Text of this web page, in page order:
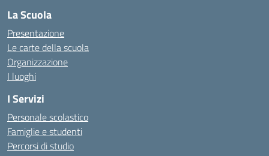
La Scuola
Presentazione
Le carte della scuola
Organizzazione
I luoghi
I Servizi
Personale scolastico
Famiglie e studenti
Percorsi di studio